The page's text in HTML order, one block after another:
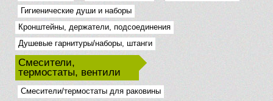
Гигиенические души и наборы
Кронштейны, держатели, подсоединения
Душевые гарнитуры/наборы, штанги
Смесители,
термостаты, вентили
Смесители/термостаты для раковины